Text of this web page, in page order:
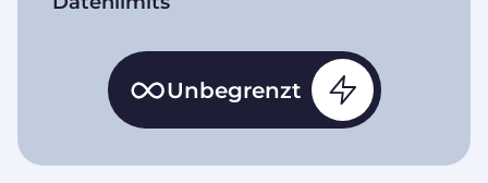
Unbegrenzt